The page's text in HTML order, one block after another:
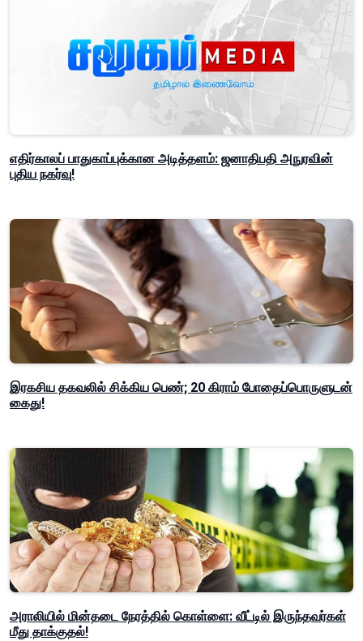
எதிர்காலப் பாதுகாப்புக்கான அடித்தளம்: ஜனாதிபதி அநுரவின்
புதிய நகர்வு!
இரகசிய தகவலில் சிக்கிய பெண்; 20 கிராம் போதைப்பொருளுடன்
கைது!
அராலியில் மின்தடை நேரத்தில் கொள்ளை: வீட்டில் இருந்தவர்கள்
மீது தாக்குதல்!